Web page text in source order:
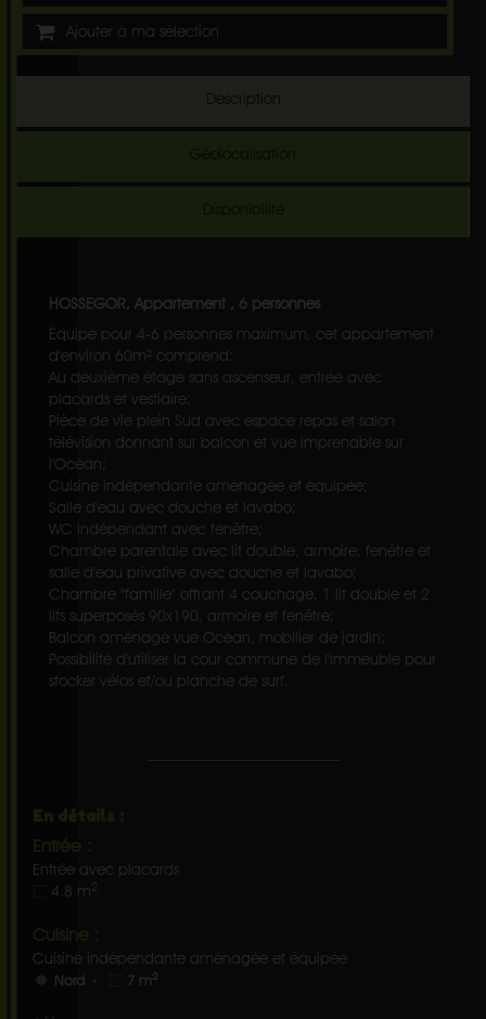
Ajouter à ma sélection
Description
HOSSEGOR, Appartement , 6 personnes
Équipé pour 4-6 personnes maximum, cet appartement
d'environ 60m² comprend:
Au deuxième étage sans ascenseur, entrée avec
placards et vestiaire;
Pièce de vie plein Sud avec espace repas et salon
télévision donnant sur balcon et vue imprenable sur
l'Océan;
Cuisine indépendante aménagée et équipée;
Salle d'eau avec douche et lavabo;
WC indépendant avec fenêtre;
Chambre parentale avec lit double, armoire, fenêtre et
salle d'eau privative avec douche et lavabo;
Chambre "famille" offrant 4 couchage, 1 lit double et 2
lits superposés 90x190, armoire et fenêtre;
Balcon aménagé vue Océan, mobilier de jardin;
Possibilité d'utiliser la cour commune de l'immeuble pour
stocker vélos et/ou planche de surf.
En détails :
Entrée :
Entrée avec placards
4.8 m2
Cuisine :
Cuisine indépendante aménagée et équipée
Nord -
7 m2